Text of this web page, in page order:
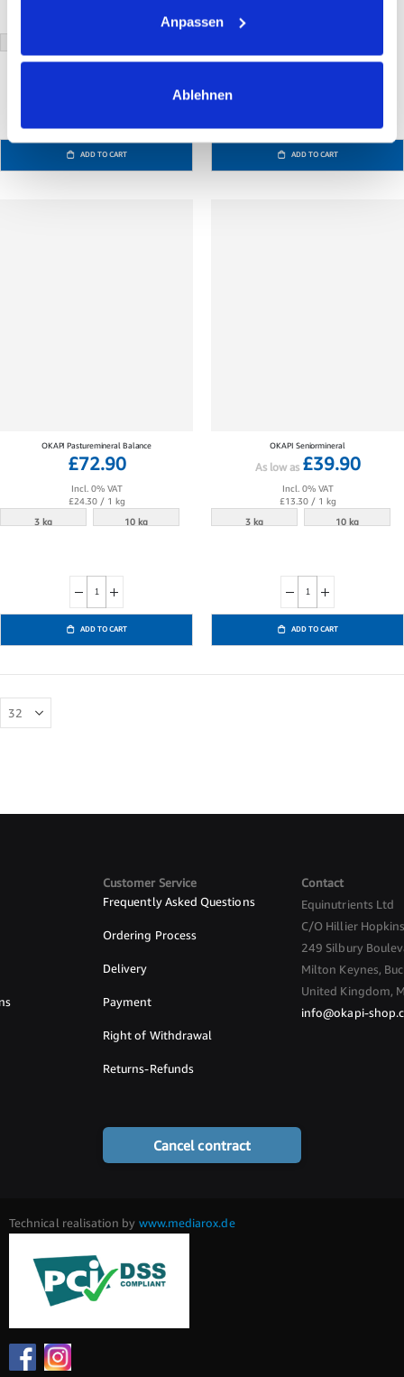
Anpassen
Ablehnen
ADD TO CART ADD TO CART
OKAPI Pasturemineral Balance
£72.90
Incl. 0% VAT
£24.30/ 1 kg
3 kg
10 kg
ADD TO CART
OKAPI Seniormineral
As low as £39.90
Incl. 0% VAT
£13.30/ 1 kg
3 kg
10 kg
ADD TO CART
Customer Service
Frequently Asked Questions
Ordering Process
Delivery
Payment
Right of Withdrawal
Returns-Refunds
Cancel contract
Contact
Equinutrients Ltd
C/O Hillier
249 Silbury
Milton Keynes,
United Kingdom,
info@okapi-
Technical realisation by www.mediarox.de